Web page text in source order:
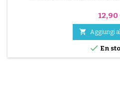
12,90
 Aggiungi
 En